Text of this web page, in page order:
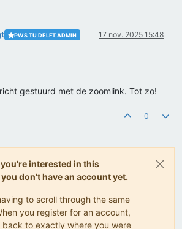
PWS TU DELFT ADMIN 17 nov. 2025 15:48
gestuurd met de zoomlink. Tot zo!
0
interested in this
don't have an account yet.
to scroll through the same
you register for an account,
back to exactly where you were